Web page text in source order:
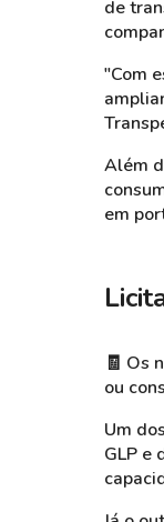
de
"Com
Além
em
🧾 Os
ou
Um
GLP e